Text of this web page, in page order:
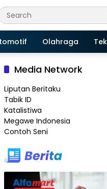
Olahraga
Media Network
Liputan Beritaku
Tabik ID
Katalistiwa
Megawe Indonesia
Contoh Seni